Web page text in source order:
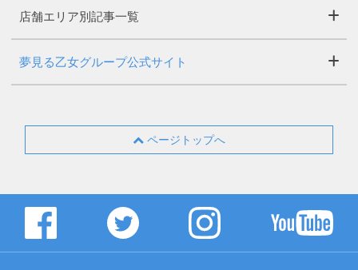
店舗エリア別記事一覧
夢見る乙女グループ公式サイト
ページトップへ